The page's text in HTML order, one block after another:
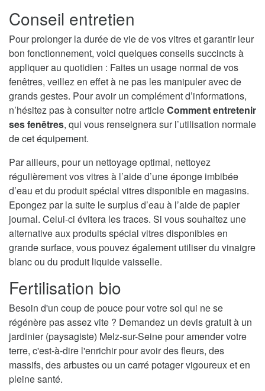
Conseil entretien
Pour prolonger la durée de vie de vos vitres et garantir leur
bon fonctionnement, voici quelques conseils succincts à
appliquer au quotidien : Faites un usage normal de vos
fenêtres, veillez en effet à ne pas les manipuler avec de
grands gestes. Pour avoir un complément d’informations,
n’hésitez pas à consulter notre articleComment entretenir
ses fenêtres, qui vous renseignera sur l’utilisation normale
de cet équipement.
Par ailleurs, pour un nettoyage optimal, nettoyez
régulièrement vos vitres à l’aide d’une éponge imbibée
d’eau et du produit spécial vitres disponible en magasins.
Epongez par la suite le surplus d’eau à l’aide de papier
journal. Celui-ci évitera les traces. Si vous souhaitez une
alternative aux produits spécial vitres disponibles en
grande surface, vous pouvez également utiliser du vinaigre
blanc ou du produit liquide vaisselle.
Fertilisation bio
Besoin d'un coup de pouce pour votre sol qui ne se
régénère pas assez vite ? Demandez un devis gratuit à un
jardinier (paysagiste) Melz-sur-Seine pour amender votre
terre, c'est-à-dire l'enrichir pour avoir des fleurs, des
massifs, des arbustes ou un carré potager vigoureux et en
pleine santé.